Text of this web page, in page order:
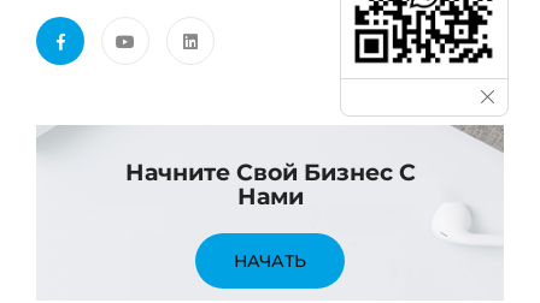
Начните Свой Бизнес С
Нами
НАЧАТЬ